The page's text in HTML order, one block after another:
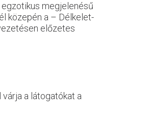
megjelenésű
közepén a – Délkelet-
előzetes
a látogatókat a